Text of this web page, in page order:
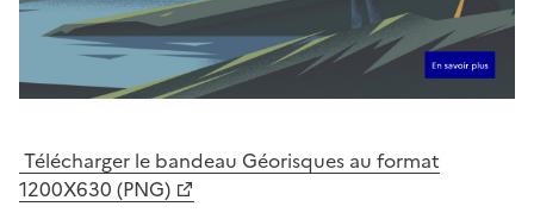
Télécharger le bandeau Géorisques au format
1200X630 (PNG)